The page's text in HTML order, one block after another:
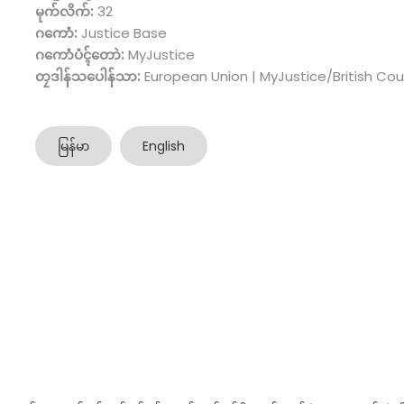
မုက်လိက်: 32
ဂကောံ: Justice Base
ဂကောံပံၚ်တောဲ: MyJustice
တၠဒါန်သပေါန်သာ: European Union | MyJustice/British
မြန်မာ English